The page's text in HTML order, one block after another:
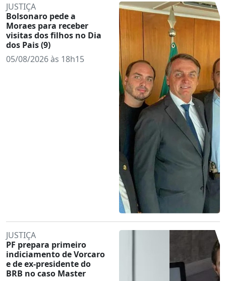
JUSTIÇA
Bolsonaro pede a
Moraes para receber
visitas dos filhos no Dia
dos Pais (9)
05/08/2026 às 18h15
JUSTIÇA
PF prepara primeiro
indiciamento de Vorcaro
e de ex-presidente do
BRB no caso Master